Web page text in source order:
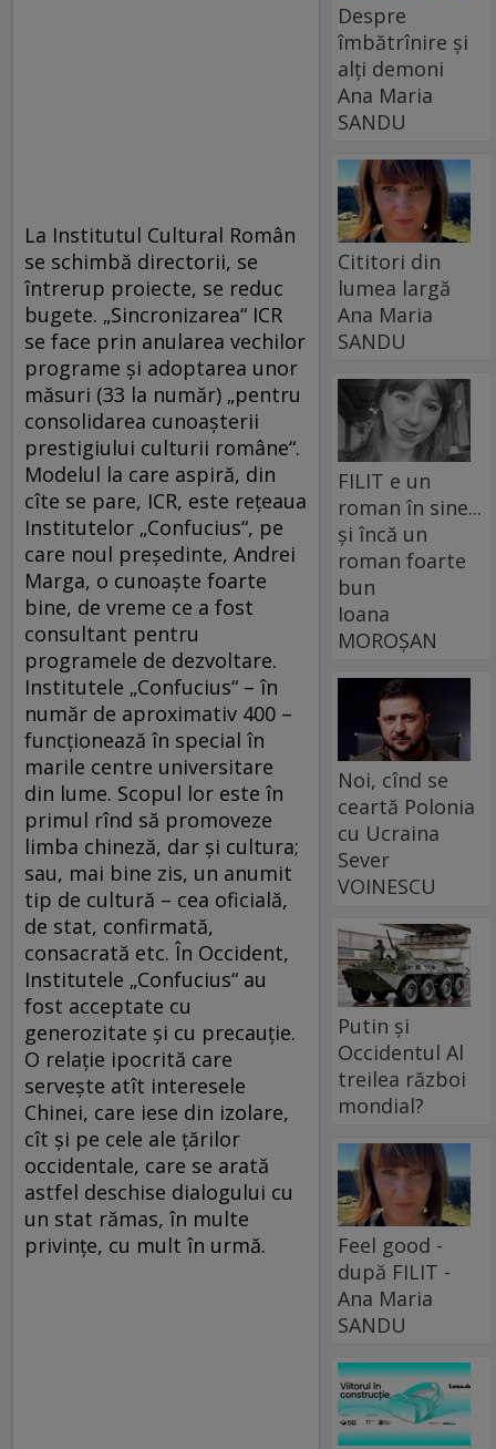
La Institutul Cultural Român
se schimbă directorii, se
întrerup proiecte, se reduc
bugete. „Sincronizarea“ ICR
se face prin anularea vechilor
programe şi adoptarea unor
măsuri (33 la număr) „pentru
consolidarea cunoaşterii
prestigiului culturii române“.
Modelul la care aspiră, din
cîte se pare, ICR, este reţeaua
Institutelor „Confucius“, pe
care noul preşedinte, Andrei
Marga, o cunoaşte foarte
bine, de vreme ce a fost
consultant pentru
programele de dezvoltare.
Institutele „Confucius“ – în
număr de aproximativ 400 –
funcţionează în special în
marile centre universitare
din lume. Scopul lor este în
primul rînd să promoveze
limba chineză, dar şi cultura;
sau, mai bine zis, un anumit
tip de cultură – cea oficială,
de stat, confirmată,
consacrată etc. În Occident,
Institutele „Confucius“ au
fost acceptate cu
generozitate şi cu precauţie.
O relaţie ipocrită care
serveşte atît interesele
Chinei, care iese din izolare,
cît şi pe cele ale ţărilor
occidentale, care se arată
astfel deschise dialogului cu
un stat rămas, în multe
privinţe, cu mult în urmă.
Despre
îmbătrînire și
alți demoni
Ana Maria
SANDU
Cititori din
lumea largă
Ana Maria
SANDU
FILIT e un
roman în sine...
și încă un
roman foarte
bun
Ioana
MOROȘAN
Noi, cînd se
ceartă Polonia
cu Ucraina
Sever
VOINESCU
Putin și
Occidentul Al
treilea război
mondial?
Feel good -
după FILIT -
Ana Maria
SANDU